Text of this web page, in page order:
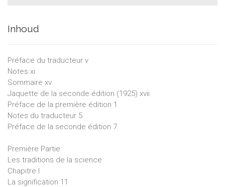
Inhoud
Préface du traducteur v
Notes xi
Sommaire xv
Jaquette de la seconde édition (1925) xvii
Préface de la première édition 1
Notes du traducteur 5
Préface de la seconde édition 7
Première Partie
Les traditions de la science
Chapitre I
La signification 11